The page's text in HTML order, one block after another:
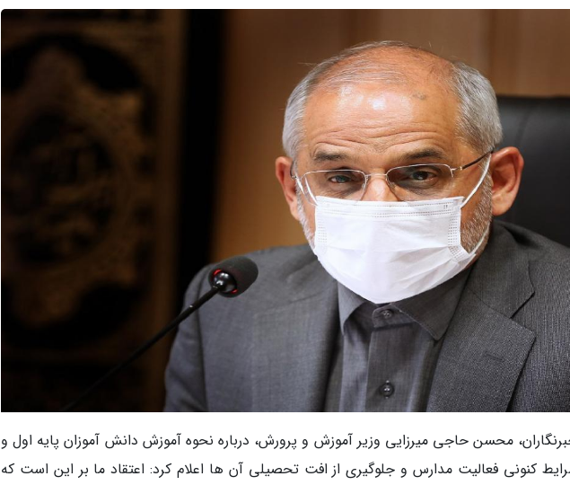
محسن حاجی میرزایی وزیر آموزش و پرورش، درباره نحوه آموزش دانش آموزان پایه اول و
کنونی فعالیت مدارس و جلوگیری از افت تحصیلی آن ها اعلام کرد: اعتقاد ما بر این است که